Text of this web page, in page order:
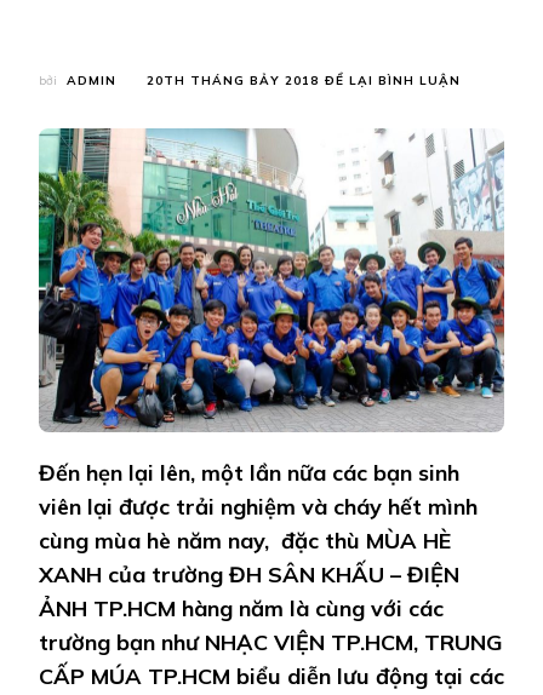
bởi ADMIN 20TH THÁNG BẢY 2018 ĐỂ LẠI BÌNH LUẬN
TÌNH
NGUYỆN
SKĐA
”
MÙA
HÈ
XANH
2018
–
MÙA
HÈ
YÊU
THƯƠNG
“
Đến hẹn lại lên, một lần nữa các bạn sinh
viên lại được trải nghiệm và cháy hết mình
cùng mùa hè năm nay, đặc thù MÙA HÈ
XANH của trường ĐH SÂN KHẤU – ĐIỆN
ẢNH TP.HCM hàng năm là cùng với các
trường bạn như NHẠC VIỆN TP.HCM, TRUNG
CẤP MÚA TP.HCM biểu diễn lưu động tại các